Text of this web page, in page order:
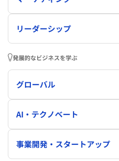
リーダーシップ
発展的なビジネスを学ぶ
グローバル
AI・テクノベート
事業開発・スタートアップ